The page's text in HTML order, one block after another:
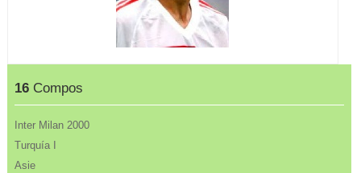
16 Compos
Inter Milan 2000
Turquía I
Asie